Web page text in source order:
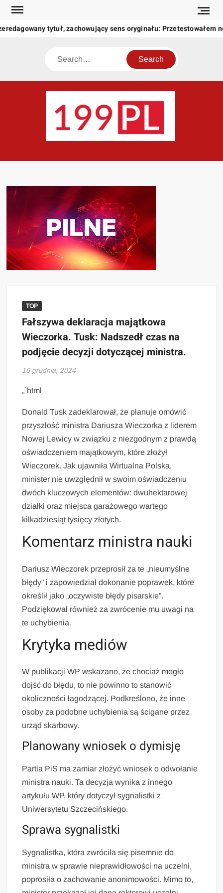
Skip
content
tytuł, zachowujący sens oryginału: Przetestowałem
Search
świat
TOP
Fałszywa deklaracja majątkowa
Wieczorka. Tusk: Nadszedł czas na
podjęcie decyzji dotyczącej ministra.
16 grudnia, 2024
„`html
Donald Tusk zadeklarował, że planuje omówić
przyszłość ministra Dariusza Wieczorka z liderem
Nowej Lewicy w związku z niezgodnym z prawdą
oświadczeniem majątkowym, które złożył
Wieczorek. Jak ujawniła Wirtualna Polska,
minister nie uwzględnił w swoim oświadczeniu
dwóch kluczowych elementów: dwuhektarowej
działki oraz miejsca garażowego wartego
kilkadziesiąt tysięcy złotych.
Komentarz ministra nauki
Dariusz Wieczorek przeprosił za te „nieumyślne
błędy” i zapowiedział dokonanie poprawek, które
określił jako „oczywiste błędy pisarskie”.
Podziękował również za zwrócenie mu uwagi na
te uchybienia.
Krytyka mediów
W publikacji WP wskazano, że chociaż mogło
dojść do błędu, to nie powinno to stanowić
okoliczności łagodzącej. Podkreślono, że inne
osoby za podobne uchybienia są ścigane przez
urząd skarbowy.
Planowany wniosek o dymisję
Partia PiS ma zamiar złożyć wniosek o odwołanie
ministra nauki. Ta decyzja wynika z innego
artykułu WP, który dotyczył sygnalistki z
Uniwersytetu Szczecińskiego.
Sprawa sygnalistki
Sygnalistka, która zwróciła się pisemnie do
ministra w sprawie nieprawidłowości na uczelni,
poprosiła o zachowanie anonimowości. Mimo to,